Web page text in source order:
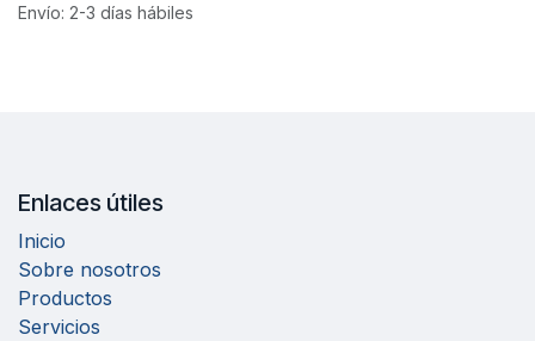
Envío: 2-3 días hábiles
Enlaces útiles
Inicio
Sobre nosotros
Productos
Servicios